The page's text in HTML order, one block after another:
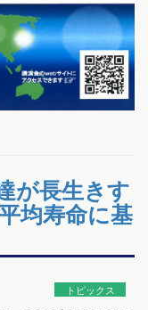
が長生きす
均寿命に基
トピックス